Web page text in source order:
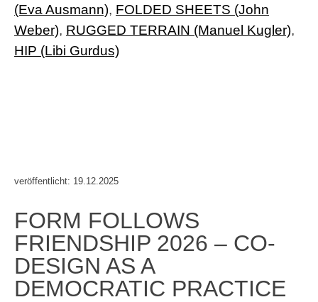
(Eva Ausmann), FOLDED SHEETS (John
Weber), RUGGED TERRAIN (Manuel Kugler),
HIP (Libi Gurdus)
veröffentlicht: 19.12.2025
FORM FOLLOWS
FRIENDSHIP 2026 – CO-
DESIGN AS A
DEMOCRATIC PRACTICE